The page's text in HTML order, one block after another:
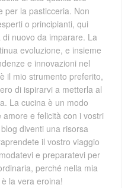
per la pasticceria. Non
o principianti, qui
nuovo da imparare. La
evoluzione, e insieme
e innovazioni nel
il mio strumento preferito,
di ispirarvi a metterla al
La cucina è un modo
e felicità con i vostri
diventi una risorsa
il vostro viaggio
e preparatevi per
perché nella mia
la vera eroina!